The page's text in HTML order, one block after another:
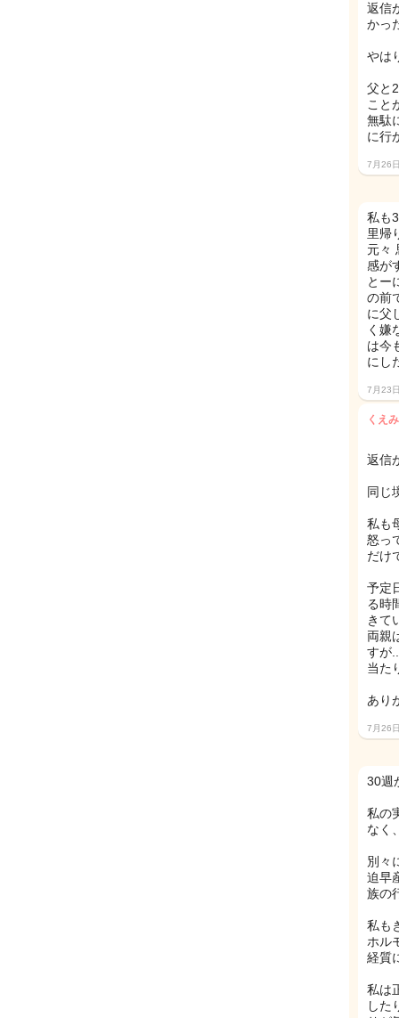
返信
かっ
やは
父と
こと
無駄
に行
7月26
私も
里帰
元々
感が
とー
の前
に父
く嫌
は今
にし
7月23
くえみ
返信
同じ
私も
怒っ
だけ
予定
る時
きて
両親
すが
当た
あり
7月26
30週
私の
なく
別々
迫早
族の
私も
ホル
経質
私は
した